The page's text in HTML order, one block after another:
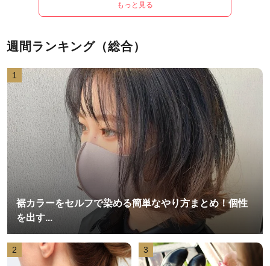
もっと見る
週間ランキング（総合）
1
裾カラーをセルフで染める簡単なやり方まとめ！個性
を出す...
2 3